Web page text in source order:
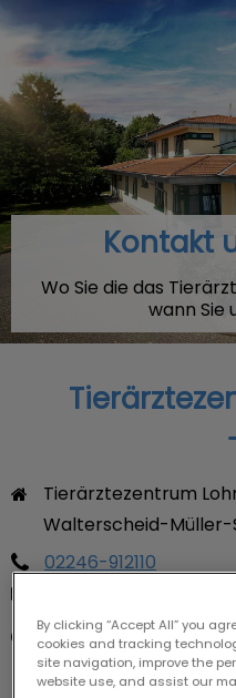
Kontakt
Wo Sie die das
wann Sie
Tierärztezentrum
Walterscheid-Müller-
02246-912110
Montag
08:00 – 18:00 Uhr
(telefonische
By clicking “Accept All” you
cookies and tracking
site navigation, improve the
website use, and assist our